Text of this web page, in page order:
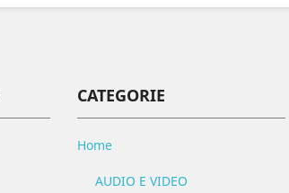
CATEGORIE
Home
AUDIO E VIDEO